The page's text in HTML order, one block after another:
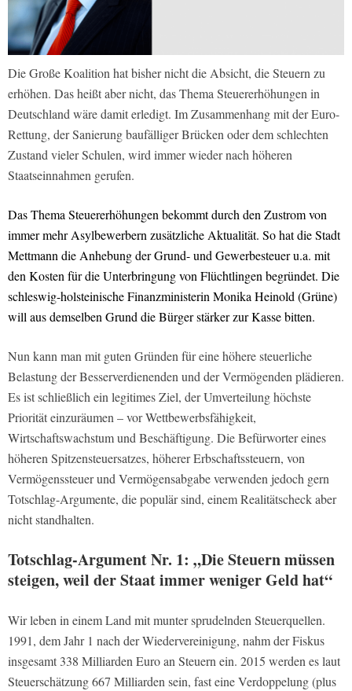
Die Große Koalition hat bisher nicht die Absicht, die Steuern zu
erhöhen. Das heißt aber nicht, das Thema Steuererhöhungen in
Deutschland wäre damit erledigt. Im Zusammenhang mit der Euro-
Rettung, der Sanierung baufälliger Brücken oder dem schlechten
Zustand vieler Schulen, wird immer wieder nach höheren
Staatseinnahmen gerufen.
Das Thema Steuererhöhungen bekommt durch den Zustrom von
immer mehr Asylbewerbern zusätzliche Aktualität. So hat die Stadt
Mettmann die Anhebung der Grund- und Gewerbesteuer u.a. mit
den Kosten für die Unterbringung von Flüchtlingen begründet. Die
schleswig-holsteinische Finanzministerin Monika Heinold (Grüne)
will aus demselben Grund die Bürger stärker zur Kasse bitten.
Nun kann man mit guten Gründen für eine höhere steuerliche
Belastung der Besserverdienenden und der Vermögenden plädieren.
Es ist schließlich ein legitimes Ziel, der Umverteilung höchste
Priorität einzuräumen – vor Wettbewerbsfähigkeit,
Wirtschaftswachstum und Beschäftigung. Die Befürworter eines
höheren Spitzensteuersatzes, höherer Erbschaftssteuern, von
Vermögenssteuer und Vermögensabgabe verwenden jedoch gern
Totschlag-Argumente, die populär sind, einem Realitätscheck aber
nicht standhalten.
Totschlag-Argument Nr. 1: „Die Steuern müssen
steigen, weil der Staat immer weniger Geld hat“
Wir leben in einem Land mit munter sprudelnden Steuerquellen.
1991, dem Jahr 1 nach der Wiedervereinigung, nahm der Fiskus
insgesamt 338 Milliarden Euro an Steuern ein. 2015 werden es laut
Steuerschätzung 667 Milliarden sein, fast eine Verdoppelung (plus